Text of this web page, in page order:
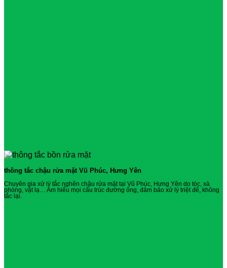
thông tắc chậu rửa mặt Vũ Phúc, Hưng Yên
Chuyên gia xử lý tắc nghẽn chậu rửa mặt tại Vũ Phúc, Hưng Yên do tóc, xà
phòng, vật lạ… Am hiểu mọi cấu trúc đường ống, đảm bảo xử lý triệt để, không
tắc lại.